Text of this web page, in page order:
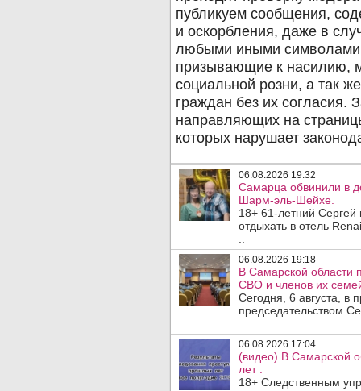
06.08.2026 19:32
Самарца обвинили в
Шарм-эль-Шейхе.
18+ 61-летний
отдыхать в отель
06.08.2026 19:18
В Самарской области
СВО и членов их
Сегодня, 6 августа, в
председательством
06.08.2026 17:04
(видео) В Самарской
лет .
18+ Следственным